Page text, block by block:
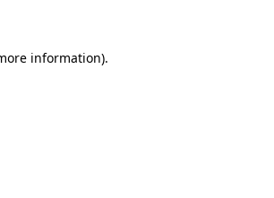
information).